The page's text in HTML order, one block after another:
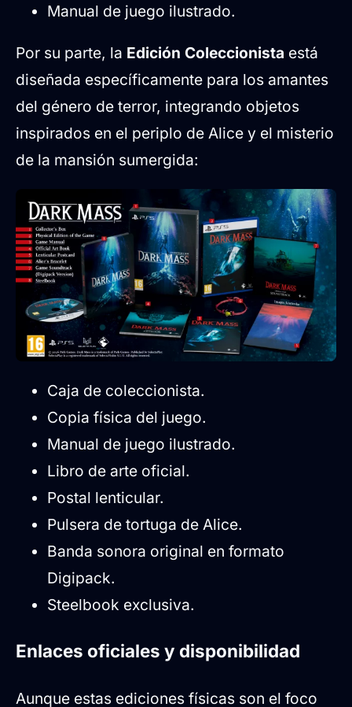
Manual de juego ilustrado.
Por su parte, la Edición Coleccionista está
diseñada específicamente para los amantes
del género de terror, integrando objetos
inspirados en el periplo de Alice y el misterio
de la mansión sumergida:
Caja de coleccionista.
Copia física del juego.
Manual de juego ilustrado.
Libro de arte oficial.
Postal lenticular.
Pulsera de tortuga de Alice.
Banda sonora original en formato
Digipack.
Steelbook exclusiva.
Enlaces oficiales y disponibilidad
Aunque estas ediciones físicas son el foco